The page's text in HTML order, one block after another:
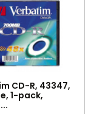
CD-R, 43347,
1-pack,